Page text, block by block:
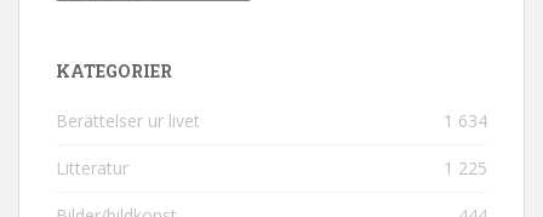
KATEGORIER
Berättelser ur livet 1 634
Litteratur 1 225